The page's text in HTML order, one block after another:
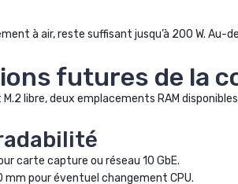
à air, reste suffisant jusqu’à 200 W.
futures de la
M.2 libre, deux emplacements RAM
carte capture ou réseau 10 GbE.
pour éventuel changement CPU.